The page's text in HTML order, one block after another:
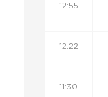
12:55
12:22
11:30